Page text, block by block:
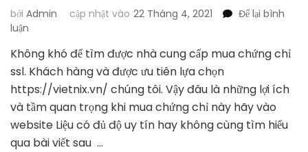
bởi Admin cập nhật vào 22 Tháng 4, 2021
Để lại bình
luận
vị
cung
cấp
mua
chứng
chỉ
ssl
Không khó để tìm được nhà cung cấp mua chứng chỉ
ssl. Khách hàng và được ưu tiên lựa chọn
https://vietnix.vn/ chúng tôi. Vậy đâu là những lợi ích
và tầm quan trọng khi mua chứng chỉ này hãy vào
website Liệu có đủ độ uy tín hay không cùng tìm hiểu
qua bài viết sau …